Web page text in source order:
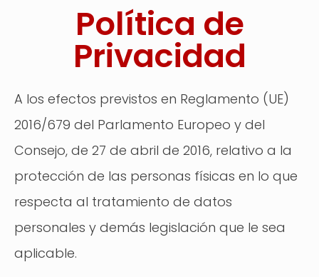
Política de
Privacidad
A los efectos previstos en Reglamento (UE)
2016/679 del Parlamento Europeo y del
Consejo, de 27 de abril de 2016, relativo a la
protección de las personas físicas en lo que
respecta al tratamiento de datos
personales y demás legislación que le sea
aplicable.